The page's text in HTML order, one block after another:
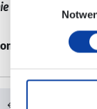
Änderungen